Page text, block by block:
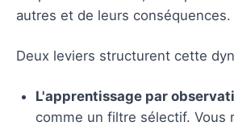
autres et de leurs conséquences.
Deux leviers structurent cette
L'apprentissage par
comme un filtre sélectif. Vous